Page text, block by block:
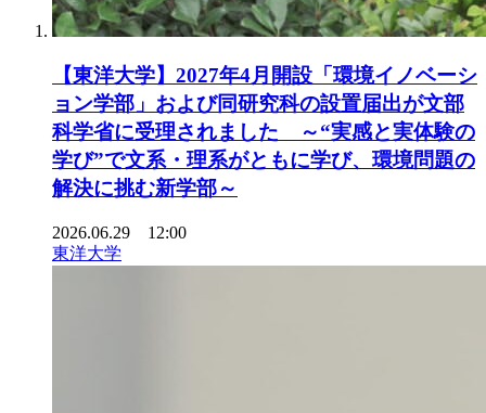
【東洋大学】2027年4月開設「環境イノベーシ
ョン学部」および同研究科の設置届出が文部
科学省に受理されました ～“実感と実体験の
学び”で文系・理系がともに学び、環境問題の
解決に挑む新学部～
2026.06.29 12:00
東洋大学